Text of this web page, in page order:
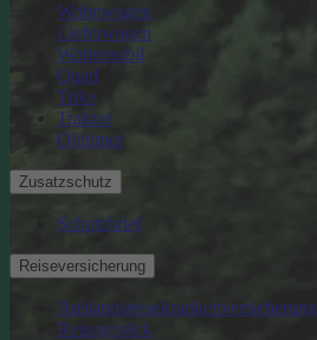
Wohnwagen
Lieferwagen
Wohnmobil
Quad
Trike
Traktor
Oldtimer
Zusatzschutz
Schutzbrief
Reiseversicherung
Auslandsreisekrankenversicherung
Reisegepäck